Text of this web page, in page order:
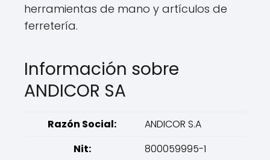
herramientas de mano y artículos de
ferretería.
Información sobre
ANDICOR SA
Razón Social:
ANDICOR S.A
Nit:
800059995-1